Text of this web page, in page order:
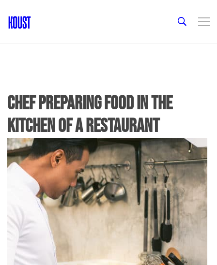
Chef preparing food in the
kitchen of a restaurant